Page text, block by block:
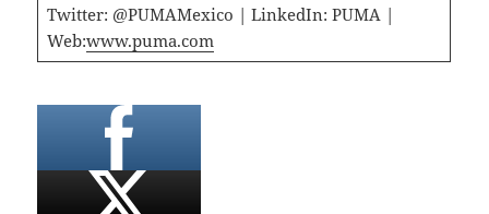
Twitter: @PUMAMexico | LinkedIn: PUMA |
Web:www.puma.com